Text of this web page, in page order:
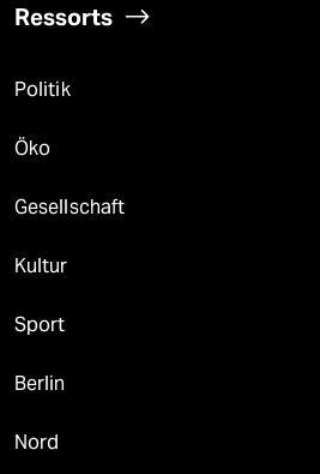
Ressorts
Politik
Öko
Gesellschaft
Kultur
Sport
Berlin
Nord